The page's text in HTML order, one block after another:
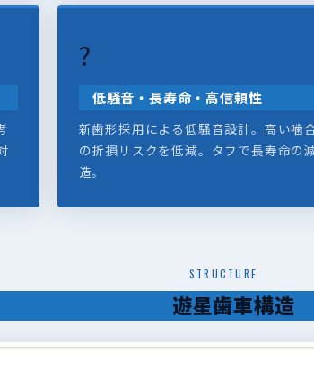
?
低騒音・長寿命・高信頼性
新歯形採用による低騒音設計。高い噛
の折損リスクを低減。タフで長寿命の
造。
STRUCTURE
遊星歯車構造